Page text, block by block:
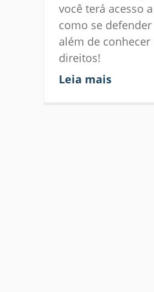
você terá acesso
como se
além de
direitos!
Leia mais